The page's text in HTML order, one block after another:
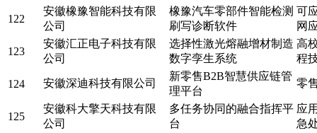
122
安徽橡豫智能科技有限
公司
橡豫汽车零部件智能检测
刷写诊断软件
可
网
123
安徽汇正电子科技有限
公司
选择性激光熔融增材制造
数字孪生系统
高
程
124 安徽深迪科技有限公司
新零售B2B智慧供应链管
理平台
零
125
安徽科大擎天科技有限
公司
多任务协同的融合指挥平
台
应
急